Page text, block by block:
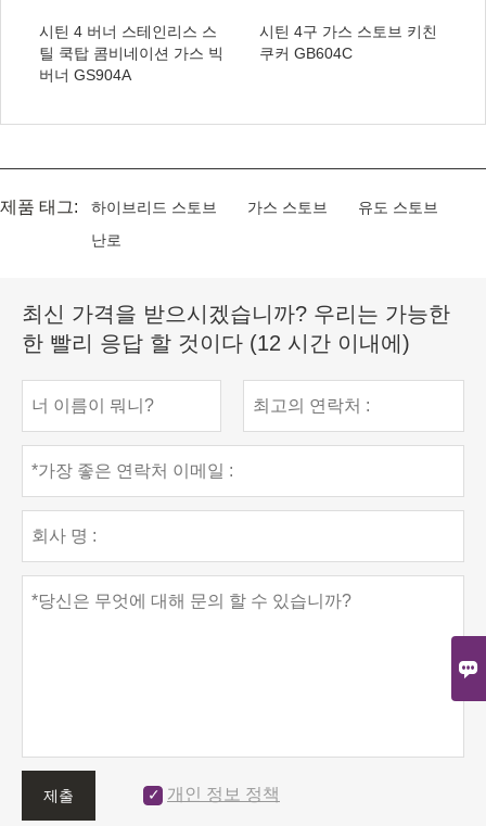
시틴 4 버너 스테인리스 스
틸 쿡탑 콤비네이션 가스 빅
버너 GS904A
시틴 4구 가스 스토브 키친
쿠커 GB604C
제품 태그: 하이브리드 스토브 가스 스토브
유도 스토브
난로
최신 가격을 받으시겠습니까? 우리는 가능한
한 빨리 응답 할 것이다 (12 시간 이내에)
제출 개인 정보 정책
